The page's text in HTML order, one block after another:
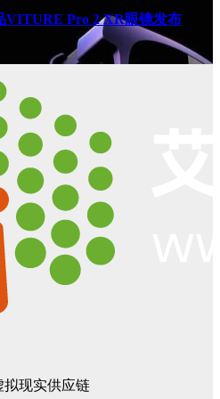
VITURE Pro 2 XR眼镜发布
现实供应链